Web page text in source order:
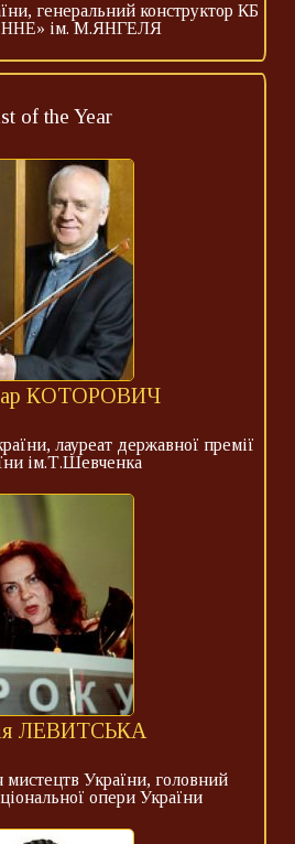
генеральний конструктор КБ
ім. М.ЯНГЕЛЯ
of the Year
КОТОРОВИЧ
лауреат державної премії
ім.Т.Шевченка
ЛЕВИТСЬКА
мистецтв України, головний
опери України